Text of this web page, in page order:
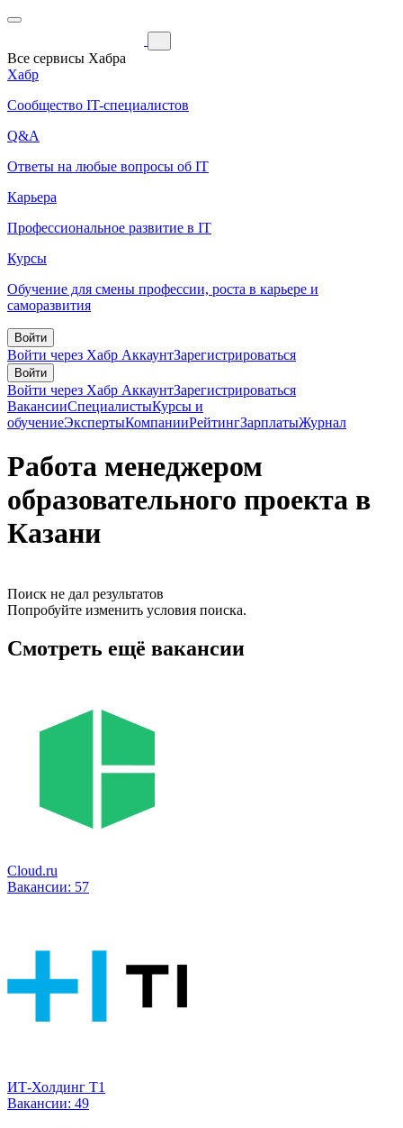
Все сервисы Хабра
Хабр
Сообщество IT-специалистов
Q&A
Ответы на любые вопросы об IT
Карьера
Профессиональное развитие в IT
Курсы
Обучение для смены профессии, роста в карьере и
саморазвития
Войти
Войти через Хабр АккаунтЗарегистрироваться
Войти
Войти через Хабр АккаунтЗарегистрироваться
ВакансииСпециалистыКурсы и
обучениеЭкспертыКомпанииРейтингЗарплатыЖурнал
Работа менеджером
образовательного проекта в
Казани
Поиск не дал результатов
Попробуйте изменить условия поиска.
Смотреть ещё вакансии
Cloud.ru
Вакансии: 57
ИТ-Холдинг Т1
Вакансии: 49